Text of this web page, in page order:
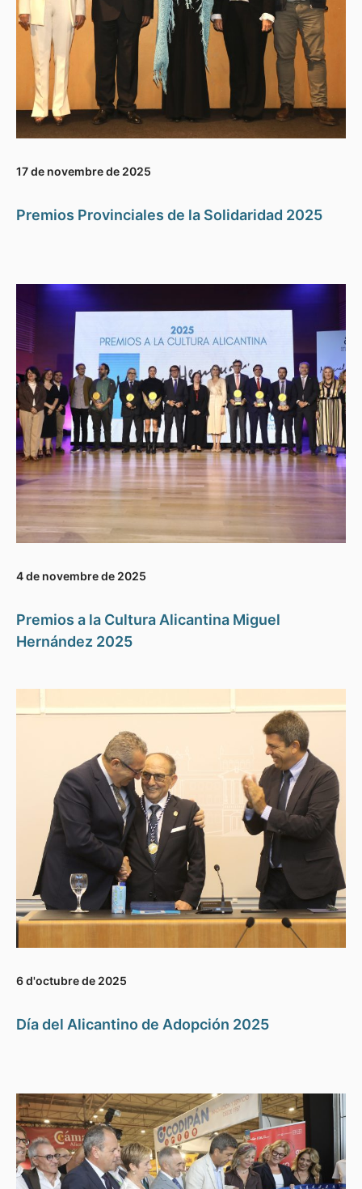
17 de novembre de 2025
Premios Provinciales de la Solidaridad 2025
4 de novembre de 2025
Premios a la Cultura Alicantina Miguel
Hernández 2025
6 d'octubre de 2025
Día del Alicantino de Adopción 2025